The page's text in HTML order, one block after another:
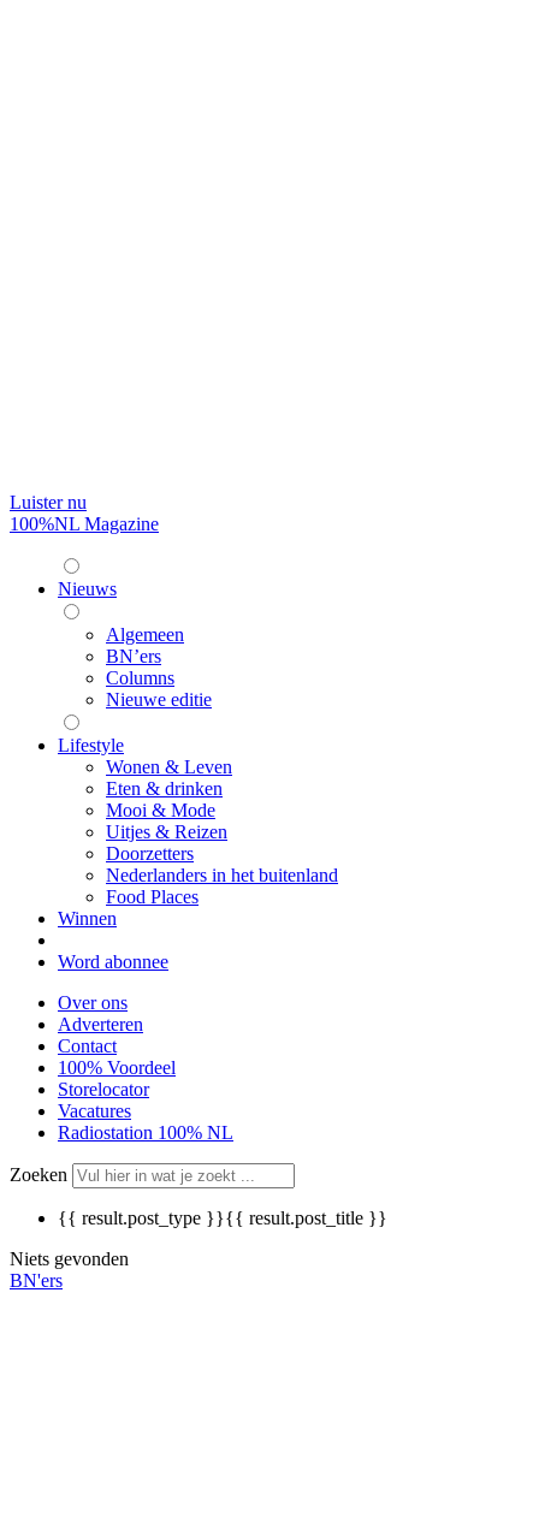
Luister nu
100%NL Magazine
Nieuws
Algemeen
BN’ers
Columns
Nieuwe editie
Lifestyle
Wonen & Leven
Eten & drinken
Mooi & Mode
Uitjes & Reizen
Doorzetters
Nederlanders in het buitenland
Food Places
Winnen
Word abonnee
Over ons
Adverteren
Contact
100% Voordeel
Storelocator
Vacatures
Radiostation 100% NL
Zoeken
{{ result.post_type }}{{ result.post_title }}
Niets gevonden
BN'ers